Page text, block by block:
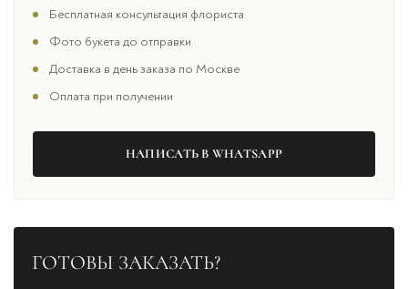
Бесплатная консультация флориста
Фото букета до отправки
Доставка в день заказа по Москве
Оплата при получении
НАПИСАТЬ В WHATSAPP
ГОТОВЫ ЗАКАЗАТЬ?